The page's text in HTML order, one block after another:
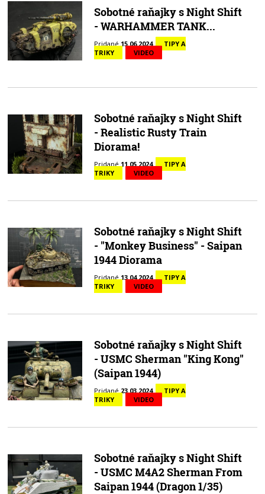
Sobotné raňajky s Night Shift
- WARHAMMER TANK...
Pridané 15.06.2024
TIPY A
TRIKY
VIDEO
Sobotné raňajky s Night Shift
- Realistic Rusty Train
Diorama!
Pridané 11.05.2024
TIPY A
TRIKY
VIDEO
Sobotné raňajky s Night Shift
- "Monkey Business" - Saipan
1944 Diorama
Pridané 13.04.2024
TIPY A
TRIKY
VIDEO
Sobotné raňajky s Night Shift
- USMC Sherman "King Kong"
(Saipan 1944)
Pridané 23.03.2024
TIPY A
TRIKY
VIDEO
Sobotné raňajky s Night Shift
- USMC M4A2 Sherman From
Saipan 1944 (Dragon 1/35)